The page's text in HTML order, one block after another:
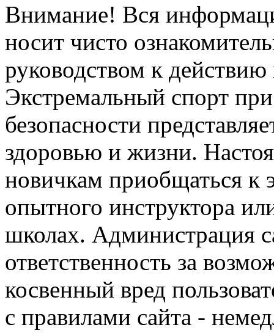
Внимание! Вся
носит чисто
руководством к
Экстремальный спорт
безопасности
здоровью и жизни.
новичкам приобщаться к
опытного инструктора
школах. Администрация
ответственность за
косвенный вред
с правилами сайта -